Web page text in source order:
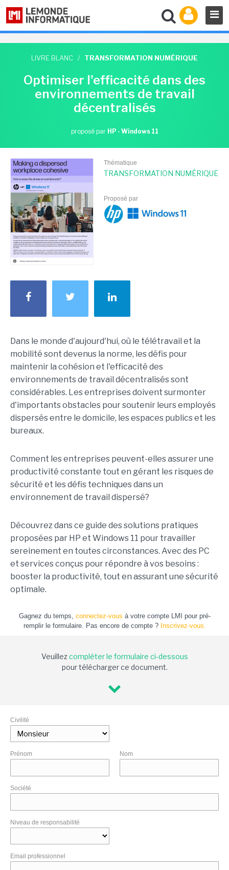
LIVRE BLANC / TRANSFORMATION NUMÉRIQUE
Optimiser l'efficacité dans des
environnements de travail
décentralisés
proposé par HP - Windows 11
Thématique
TRANSFORMATION NUMÉRIQUE
Proposé par
Dans le monde d'aujourd'hui, où le télétravail et la
mobilité sont devenus la norme, les défis pour
maintenir la cohésion et l'efficacité des
environnements de travail décentralisés sont
considérables. Les entreprises doivent surmonter
d'importants obstacles pour soutenir leurs employés
dispersés entre le domicile, les espaces publics et les
bureaux.
Comment les entreprises peuvent-elles assurer une
productivité constante tout en gérant les risques de
sécurité et les défis techniques dans un
environnement de travail dispersé?
Découvrez dans ce guide des solutions pratiques
proposées par HP et Windows 11 pour travailler
sereinement en toutes circonstances. Avec des PC
et services conçus pour répondre à vos besoins :
booster la productivité, tout en assurant une sécurité
optimale.
Gagnez du temps, connectez-vous à votre compte LMI pour pré-
remplir le formulaire. Pas encore de compte ? Inscrivez-vous.
Veuillezcompléter le formulaire ci-dessous
pour télécharger ce document.
Civilité
Prénom Nom
Société
Niveau de responsabilité
Email professionnel